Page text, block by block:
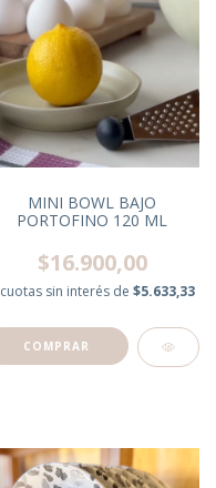
MINI BOWL BAJO
PORTOFINO 120 ML
$16.900,00
cuotas sin interés de $5.633,33